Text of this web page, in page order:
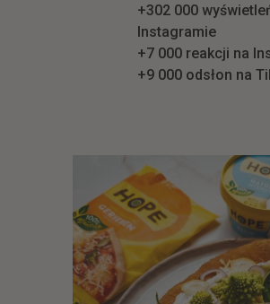
+302 000
Instagramie
+7 000 reakcji na
+9 000 odsłon na